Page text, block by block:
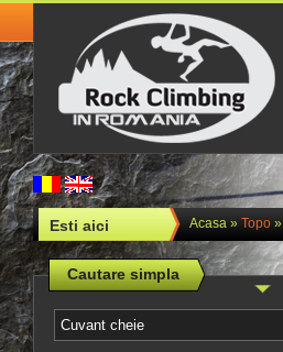
Esti aici Acasa» Topo»
Cautare simpla